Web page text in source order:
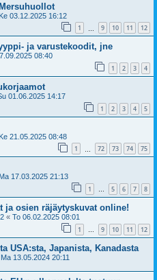
Ke 03.12.2025 16:12
1 9 10 11 12
ja varustekoodit, jne
08:40
1 2 3 4
01.06.2025 14:17
1 2 3 4 5
Ke 21.05.2025 08:48
1 72 73 74 75
Ma 17.03.2025 21:13
1 … 5 6 7 8
ja osien räjäytyskuvat online!
« To 06.02.2025 08:01
1 … 9 10 11 12
USA:sta, Japanista, Kanadasta
Ma 13.05.2024 20:11